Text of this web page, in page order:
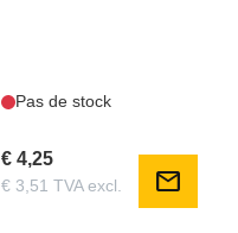
Pas de stock
€ 4,25
€ 3,51 TVA excl. mail